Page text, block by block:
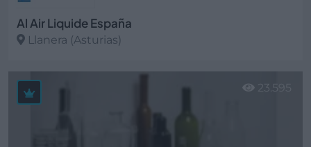
Al Air Liquide España
Llanera (Asturias)
Ver más
23.595